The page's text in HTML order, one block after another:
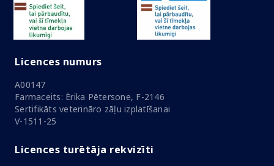
Licences numurs
A00147
Farmaceits: Ērika Pētersone, F-2146
Sertifikāts veterināro zāļu izplatīšanai
V-1511-25
Licences turētāja rekvizīti